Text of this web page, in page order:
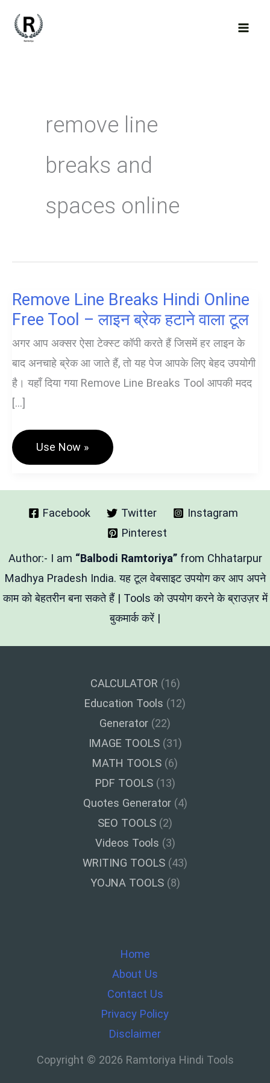
remove line
breaks and
spaces online
Remove Line Breaks Hindi Online
Free Tool – लाइन ब्रेक हटाने वाला टूल
अगर आप अक्सर ऐसा टेक्स्ट कॉपी करते हैं जिसमें हर लाइन के
बाद अनचाहे ब्रेक आ जाते हैं, तो यह पेज आपके लिए बेहद उपयोगी
है। यहाँ दिया गया Remove Line Breaks Tool आपकी मदद
[…]
Remove
Breaks
Online
Tool
–
हटाने
वाला
टूल
Use Now »
Facebook Twitter
Instagram
Pinterest
Author:- I am “Balbodi Ramtoriya” from Chhatarpur
Madhya Pradesh India. यह टूल वेबसाइट उपयोग कर आप अपने
काम को बेहतरीन बना सकते हैं | Tools को उपयोग करने के ब्राउज़र में
बुकमार्क करें |
CALCULATOR (16)
Education Tools (12)
Generator (22)
IMAGE TOOLS(31)
MATH TOOLS (6)
PDF TOOLS(13)
Quotes Generator(4)
SEO TOOLS (2)
Videos Tools (3)
WRITING TOOLS (43)
YOJNA TOOLS(8)
Home
About Us
Contact Us
Privacy Policy
Disclaimer
Copyright © 2026 Ramtoriya Hindi Tools